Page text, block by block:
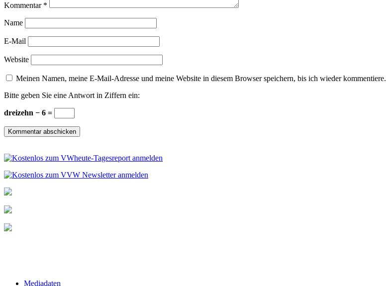
Kommentar *
Name
E-Mail
Website
Meinen Namen, meine E-Mail-Adresse und meine Website in diesem Browser speichern, bis ich wieder kommentiere.
Bitte geben Sie eine Antwort in Ziffern ein:
dreizehn − 6 =
Mediadaten